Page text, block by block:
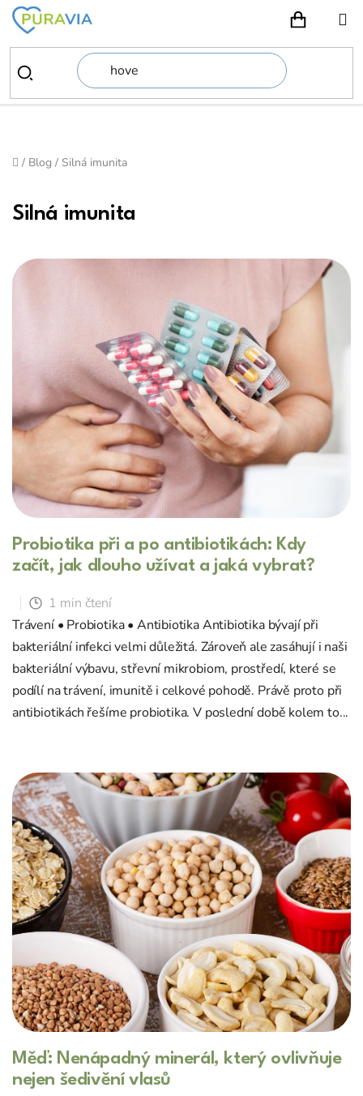
Přejít
obsah
Domů
/ Blog / Silná imunita
Silná imunita
ý
n
k
Probiotika při a po antibiotikách: Kdy
začít, jak dlouho užívat a jaká vybrat?
1 min čtení
Trávení • Probiotika • Antibiotika Antibiotika bývají při
bakteriální infekci velmi důležitá. Zároveň ale zasáhují i naši
bakteriální výbavu, střevní mikrobiom, prostředí, které se
podílí na trávení, imunitě i celkové pohodě. Právě proto při
antibiotikách řešíme probiotika. V poslední době kolem to...
Měď: Nenápadný minerál, který ovlivňuje
nejen šedivění vlasů